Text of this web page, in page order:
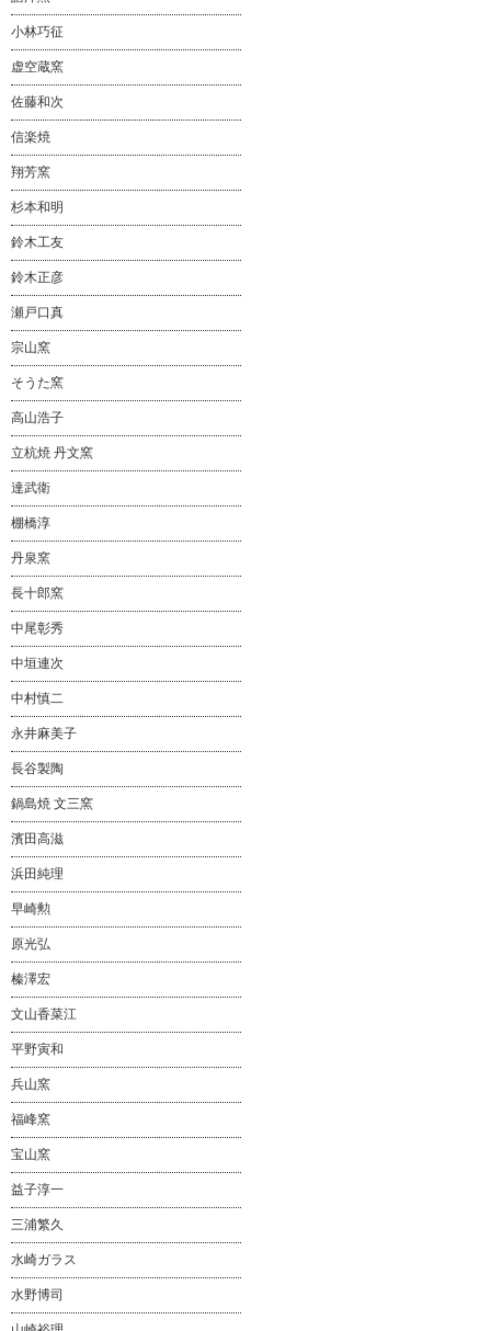
小林巧征
虚空蔵窯
佐藤和次
信楽焼
翔芳窯
杉本和明
鈴木工友
鈴木正彦
瀬戸口真
宗山窯
そうた窯
高山浩子
立杭焼 丹文窯
達武衛
棚橋淳
丹泉窯
長十郎窯
中尾彰秀
中垣連次
中村慎二
永井麻美子
長谷製陶
鍋島焼 文三窯
濱田高滋
浜田純理
早崎勲
原光弘
榛澤宏
文山香菜江
平野寅和
兵山窯
福峰窯
宝山窯
益子淳一
三浦繁久
水崎ガラス
水野博司